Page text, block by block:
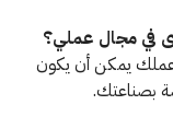
في مجال عملي؟
عملك يمكن أن يكون
بصناعتك.